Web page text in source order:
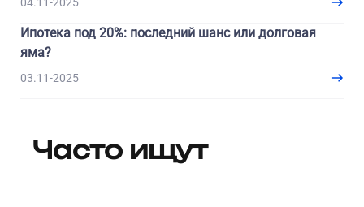
Ипотека под 20%: последний шанс или долговая
яма?
03.11-2025
Часто ищут